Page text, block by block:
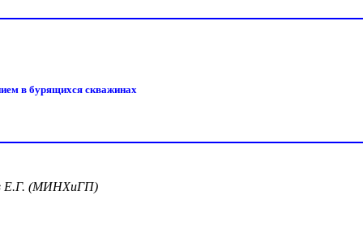
в бурящихся скважинах
Е.Г. (МИНХиГП)